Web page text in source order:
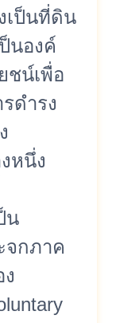
เป็นที่ดิน
นองค์
ชน์เพื่อ
ดำรง
หนึ่ง
น
จกภาค